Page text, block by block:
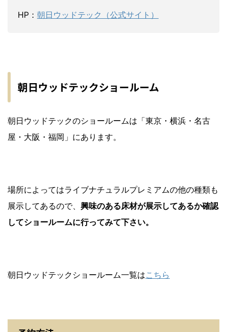
HP： 朝日ウッドテック（公式サイト）
朝日ウッドテックショールーム
朝日ウッドテックのショールームは「東京・横浜・名古
屋・大阪・福岡」にあります。
場所によってはライブナチュラルプレミアムの他の種類も
展示してあるので、 興味のある床材が展示してあるか確認
してショールームに行ってみて下さい。
朝日ウッドテックショールーム一覧はこちら